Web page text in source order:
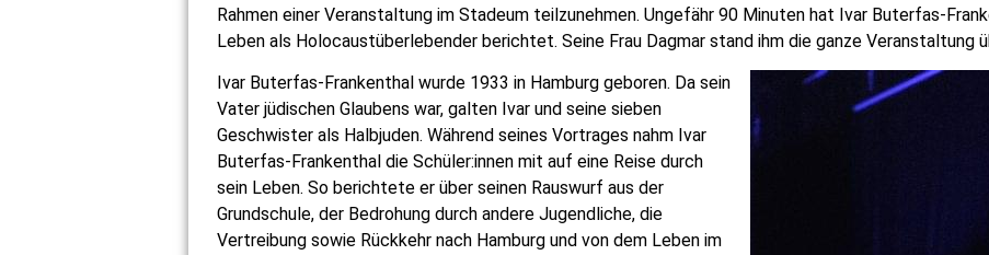
Rahmen einer Veranstaltung im Stadeum teilzunehmen. Ungefähr 90 Minuten hat Ivar Buterfas-
Leben als Holocaustüberlebender berichtet. Seine Frau Dagmar stand ihm die ganze Veranstaltung
Ivar Buterfas-Frankenthal wurde 1933 in Hamburg geboren. Da sein
Vater jüdischen Glaubens war, galten Ivar und seine sieben
Geschwister als Halbjuden. Während seines Vortrages nahm Ivar
Buterfas-Frankenthal die Schüler:innen mit auf eine Reise durch
sein Leben. So berichtete er über seinen Rauswurf aus der
Grundschule, der Bedrohung durch andere Jugendliche, die
Vertreibung sowie Rückkehr nach Hamburg und von dem Leben im